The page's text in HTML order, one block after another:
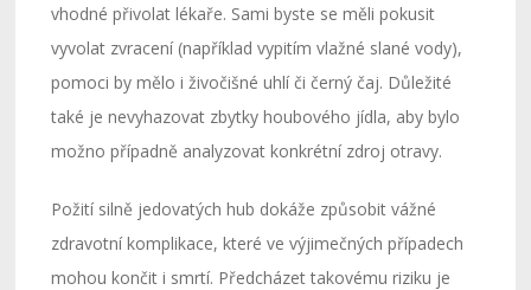
vhodné přivolat lékaře. Sami byste se měli pokusit
vyvolat zvracení (například vypitím vlažné slané vody),
pomoci by mělo i živočišné uhlí či černý čaj. Důležité
také je nevyhazovat zbytky houbového jídla, aby bylo
možno případně analyzovat konkrétní zdroj otravy.
Požití silně jedovatých hub dokáže způsobit vážné
zdravotní komplikace, které ve výjimečných případech
mohou končit i smrtí. Předcházet takovému riziku je